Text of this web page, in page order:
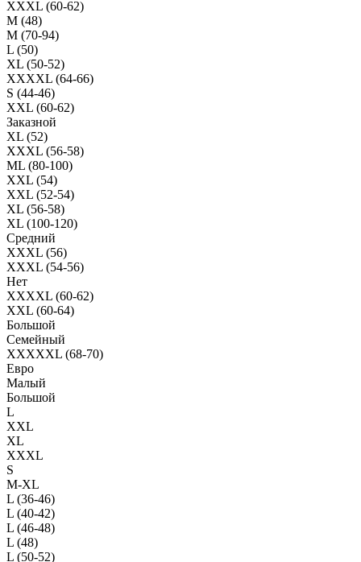
XXXL (60-62)
M (48)
M (70-94)
L (50)
XL (50-52)
XXXXL (64-66)
S (44-46)
XXL (60-62)
Заказной
XL (52)
XXXL (56-58)
ML (80-100)
XXL (54)
XXL (52-54)
XL (56-58)
XL (100-120)
Средний
XXXL (56)
XXXL (54-56)
Нет
XXXXL (60-62)
XXL (60-64)
Большой
Семейный
XXXXXL (68-70)
Евро
Малый
Большой
L
XXL
XL
XXXL
S
M-XL
L (36-46)
L (40-42)
L (46-48)
L (48)
L (50-52)